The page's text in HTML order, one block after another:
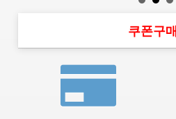
쿠폰구매